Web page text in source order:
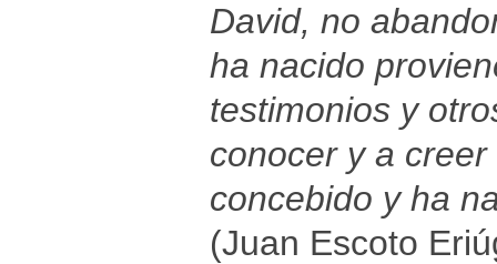
David, no
ha nacido
testimonios y
conocer y a
concebido y ha
(Juan Escoto